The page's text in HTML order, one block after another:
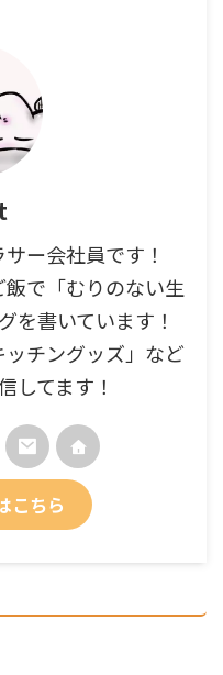
ー会社員です！
で「むりのない生
を書いています！
ッチングッズ」など
してます！
こちら